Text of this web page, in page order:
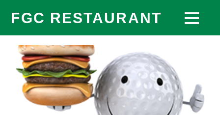
FGC RESTAURANT